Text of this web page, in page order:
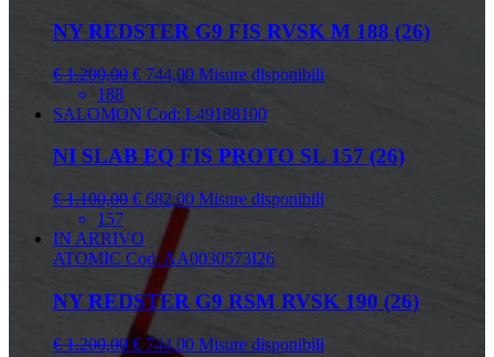
NY REDSTER G9 FIS RVSK M 188 (26)
€ 1.200,00 € 744,00 Misure disponibili
188
SALOMON Cod: L49188100
NI SLAB EQ FIS PROTO SL 157 (26)
€ 1.100,00 € 682,00 Misure disponibili
157
IN ARRIVO
ATOMIC Cod: AA0030573I26
NY REDSTER G9 RSM RVSK 190 (26)
€ 1.200,00 € 744,00 Misure disponibili